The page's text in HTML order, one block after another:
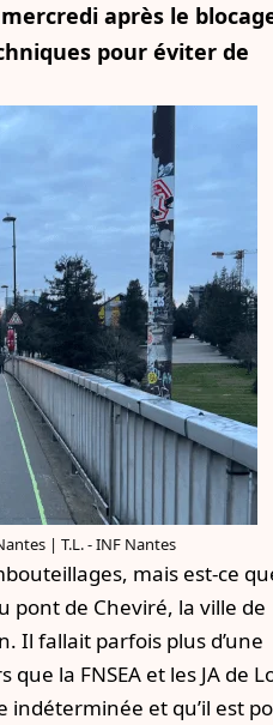
après le
pour éviter de
| T.L. - INF Nantes
mais est-ce
pont de Cheviré, la ville de
Il fallait parfois plus d’une
la FNSEA et les JA de
et qu’il est